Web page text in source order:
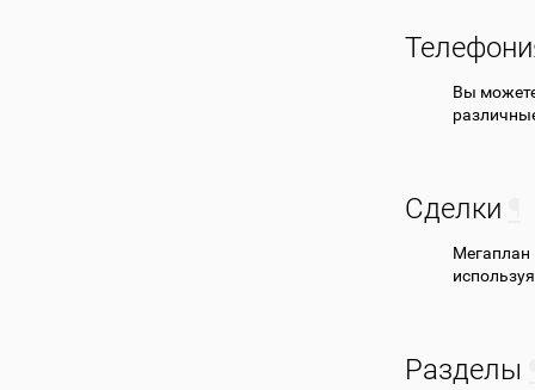
Вы
Сделки
Разделы